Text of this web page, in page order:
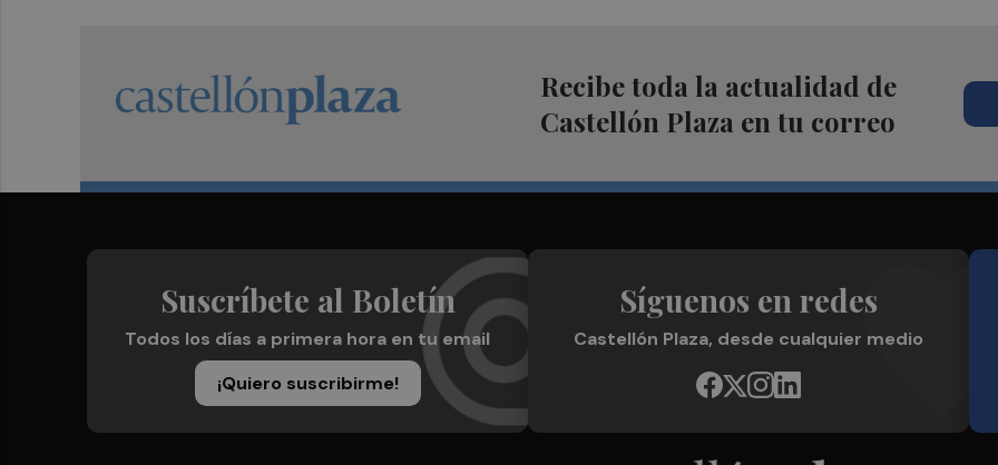
Recibe toda la actualidad de
Castellón Plaza en tu correo
Suscríbete al Boletín
Todos los días a primera hora en tu email
¡Quiero suscribirme!
Síguenos en redes
Castellón Plaza, desde cualquier medio